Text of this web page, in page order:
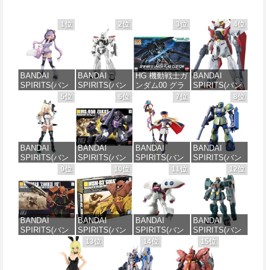
1位
BANDAI
SPIRITS(バン
ダイ スピリッ
ツ) 30MS SIS-
J00 メルンジ
ャ[カラーA] 色
分け済みプラ
モデル
価格：¥4,200
2位
BANDAI
SPIRITS(バン
ダイ スピリッ
ツ) 機動警察パ
トレイバー
EZY RG 1/48
AV-98Plus (イ
ングラム・プ
ラス) 色分け済
みプラモデル
価格：¥6,600
3位
HG 機動戦士ガ
ンダム00 グラ
ハム専用ユニ
オンフラッグ
カスタム 1/144
スケール 色分
け済みプラモ
デル
価格：¥1,800
4位
BANDAI
SPIRITS(バン
ダイ スピリッ
ツ) HGAW 機
動新世紀ガン
ダムX ガンダ
ムエアマスタ
ー 1/144スケー
ル 色分け済み
プラモデル
価格：¥3,600
5位
BANDAI
SPIRITS(バン
ダイスピリッ
ツ) 30MS SIS-
H00 セスティ
エ[カラーC] 色
分け済みプラ
モデル
価格：¥4,500
6位
BANDAI
SPIRITS(バン
ダイ スピリッ
ツ) HGUC 機動
戦士ガンダム
ザクI(黒い三連
星仕様) 1/144
スケール 色分
け済みプラモ
デル
価格：¥1,950
7位
BANDAI
SPIRITS(バン
ダイ スピリッ
Fate/Grand
Order アルトリ
ア・キャスタ
ー 色分け済み
プラモデル
価格：¥7,800
8位
BANDAI
SPIRITS(バン
ダイ スピリッ
ツ) HGUC
1/144 HGUC
MS-05BザクI
(機動戦士ガン
ダム)
価格：¥2,300
9位
BANDAI
SPIRITS(バン
ダイ スピリッ
(ガルマ専用機)
10位
BANDAI
SPIRITS(バン
ダイ スピリッ
ツ) HGUC 機動
戦士ガンダム
MSM-03 ゴッ
11位
BANDAI
SPIRITS(バン
ダイ スピリッ
ツ) HGUC 195
機動戦士Zガン
ダム キュベレ
12位
BANDAI
SPIRITS(バン
ダイ スピリッ
ツ) HG 機動新
世紀ガンダムX
ガンダムレオ
13位 14位 15位